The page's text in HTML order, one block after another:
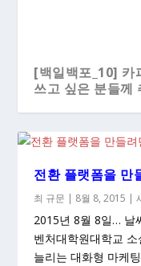
[백일백포_10] 카
쓰고 싶은 분들께
전환 플랫폼을 만
최 규문 | 8월 8, 2015 |
2015년 8월 8일… 날
벤처대학원대학교
늘리는 대화형 마케